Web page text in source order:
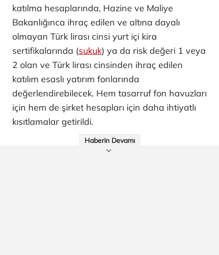
katılma hesaplarında, Hazine ve Maliye
Bakanlığınca ihraç edilen ve altına dayalı
olmayan Türk lirası cinsi yurt içi kira
sertifikalarında (sukuk) ya da risk değeri 1 veya
2 olan ve Türk lirası cinsinden ihraç edilen
katılım esaslı yatırım fonlarında
değerlendirebilecek. Hem tasarruf fon havuzları
için hem de şirket hesapları için daha ihtiyatlı
kısıtlamalar getirildi.
Haberin Devamı